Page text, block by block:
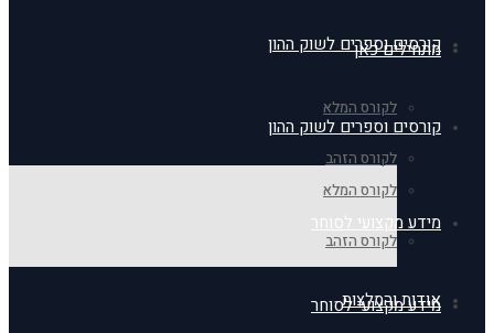
קורסים וספרים לשוק ההון
לקורס המלא
לקורס הזהב
מידע מקצועי לסוחר
אודות והמלצות
מתחילים כאן
קורסים וספרים לשוק ההון
לקורס המלא
לקורס הזהב
מידע מקצועי לסוחר